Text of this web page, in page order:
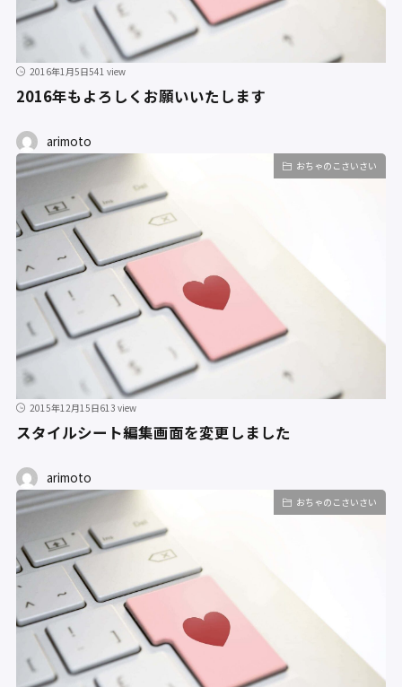
2016年1月5日541 view
2016年もよろしくお願いいたします
arimoto
おちゃのこさいさい
2015年12月15日613 view
スタイルシート編集画面を変更しました
arimoto
おちゃのこさいさい